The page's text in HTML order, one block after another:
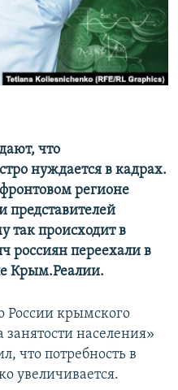
что
нуждается в кадрах.
регионе
представителей
так происходит в
россиян переехали в
Крым.Реалии.
России крымского
населения»
что потребность в
увеличивается.